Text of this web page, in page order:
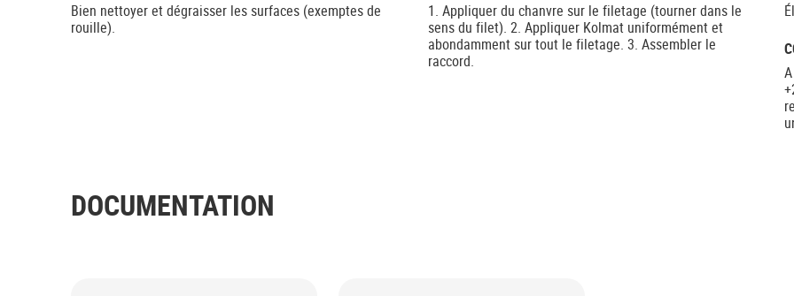
Bien nettoyer et dégraisser les surfaces (exemptes de
rouille).
1. Appliquer du chanvre sur le filetage (tourner dans le
sens du filet). 2. Appliquer Kolmat uniformément et
abondamment sur tout le filetage. 3. Assembler le
raccord.
DOCUMENTATION